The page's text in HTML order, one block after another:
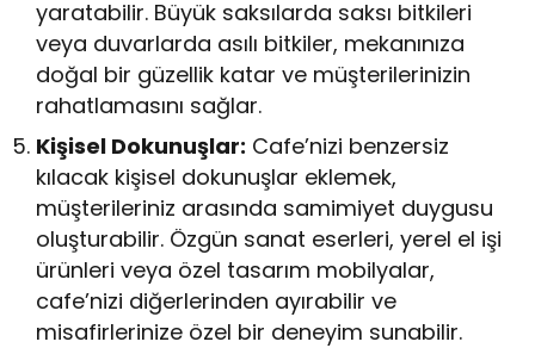
yaratabilir. Büyük saksılarda saksı bitkileri
veya duvarlarda asılı bitkiler, mekanınıza
doğal bir güzellik katar ve müşterilerinizin
rahatlamasını sağlar.
Kişisel Dokunuşlar: Cafe’nizi benzersiz
kılacak kişisel dokunuşlar eklemek,
müşterileriniz arasında samimiyet duygusu
oluşturabilir. Özgün sanat eserleri, yerel el işi
ürünleri veya özel tasarım mobilyalar,
cafe’nizi diğerlerinden ayırabilir ve
misafirlerinize özel bir deneyim sunabilir.